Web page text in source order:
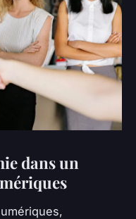
dans un